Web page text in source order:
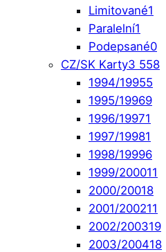
Limitované1
Paralelní1
Podepsané0
CZ/SK Karty3 558
1994/19955
1995/19969
1996/19971
1997/19981
1998/19996
1999/200011
2000/20018
2001/200211
2002/200319
2003/200418